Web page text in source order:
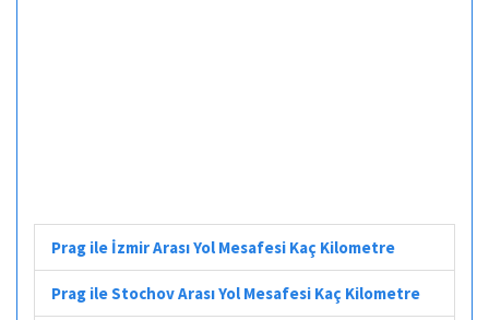
Prag ile İzmir Arası Yol Mesafesi Kaç Kilometre
Prag ile Stochov Arası Yol Mesafesi Kaç Kilometre